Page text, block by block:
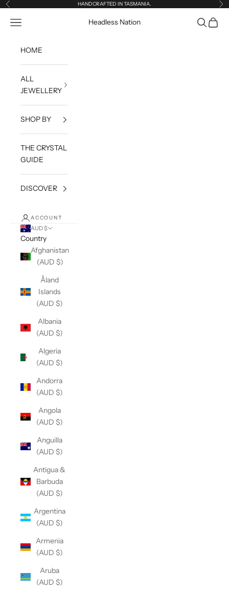
Skip to content
Previous HANDCRAFTED IN TASMANIA.
Headless Nation
Open navigation menu OpenOpen
HOME
ALL
JEWELLERY
SHOP BY
THE CRYSTAL
GUIDE
DISCOVER
ACCOUNT
AUD $
Country
Afghanistan
(AUD $)
Åland
Islands
(AUD $)
Albania
(AUD $)
Algeria
(AUD $)
Andorra
(AUD $)
Angola
(AUD $)
Anguilla
(AUD $)
Antigua &
Barbuda
(AUD $)
Argentina
(AUD $)
Armenia
(AUD $)
Aruba
(AUD $)